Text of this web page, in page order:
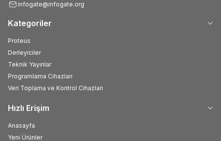
infogate@infogate.org
Kategoriler
Proteus
Derleyiciler
Teknik Yayınlar
Programlama Cihazları
Veri Toplama ve Kontrol Cihazları
Hızlı Erişim
Anasayfa
Yeni Ürünler